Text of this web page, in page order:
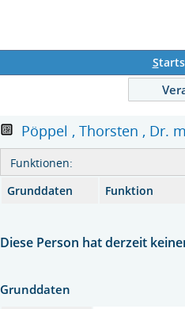
S
Pöppel , Thorsten , Dr.
Funktionen:
Grunddaten
Funktion
Diese Person hat derzeit
Grunddaten